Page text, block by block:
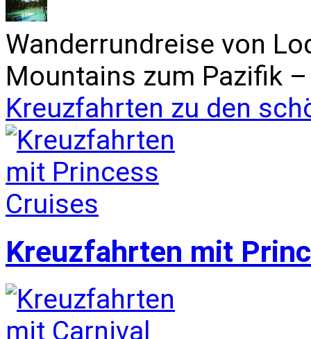
Wanderrundreise von
Mountains zum Pazifik
Kreuzfahrten zu den
Kreuzfahrten mit